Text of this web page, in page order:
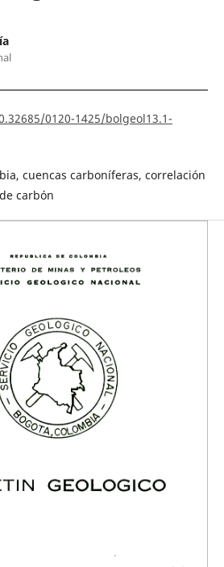
0120-1425/bolgeol13.1-
cuencas carboníferas, correlación
carbón